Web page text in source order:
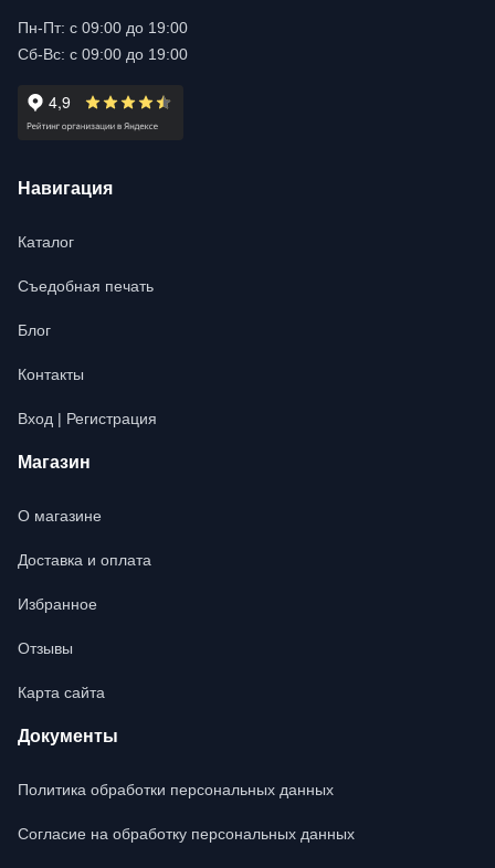
Пн-Пт: с 09:00 до 19:00
Сб-Вс: с 09:00 до 19:00
Навигация
Каталог
Съедобная печать
Блог
Контакты
Вход | Регистрация
Магазин
О магазине
Доставка и оплата
Избранное
Отзывы
Карта сайта
Документы
Политика обработки персональных данных
Согласие на обработку персональных данных